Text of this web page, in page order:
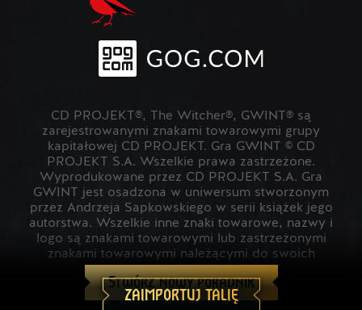
Stwórz nowy poradnik
ZAIMPORTUJ TALIĘ
CD PROJEKT®, The Witcher®, GWINT® są
zarejestrowanymi znakami towarowymi grupy
kapitałowej CD PROJEKT. Gra GWINT © CD
PROJEKT S.A. Wszelkie prawa zastrzeżone.
Wyprodukowane przez CD PROJEKT S.A. Gra
GWINT jest osadzona w uniwersum stworzonym
przez Andrzeja Sapkowskiego w serii książek jego
autorstwa. Wszelkie inne znaki towarowe, nazwy i
logo są znakami towarowymi lub zastrzeżonymi
znakami towarowymi należącymi do swoich
prawowitych właścicieli.